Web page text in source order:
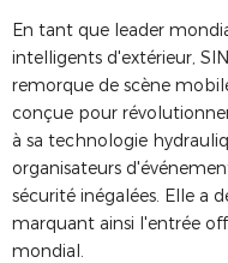
En tant que leader
intelligents d'extérieur,
remorque de scène
conçue pour
à sa technologie
organisateurs
sécurité inégalées. Elle a
marquant ainsi l'entrée
mondial.